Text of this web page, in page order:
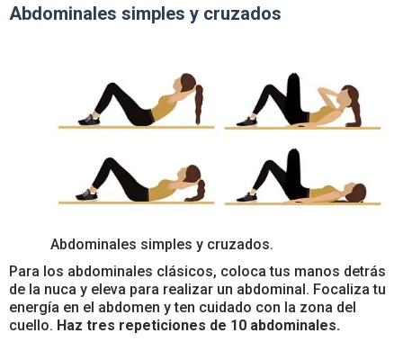
Abdominales simples y cruzados
Abdominales simples y cruzados.
Para los abdominales clásicos, coloca tus manos detrás
de la nuca y eleva para realizar un abdominal. Focaliza tu
energía en el abdomen y ten cuidado con la zona del
cuello. Haz tres repeticiones de 10 abdominales.